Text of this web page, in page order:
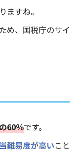
ますね。
め、 国税庁のサイ
60％です。
難易度が高いこと